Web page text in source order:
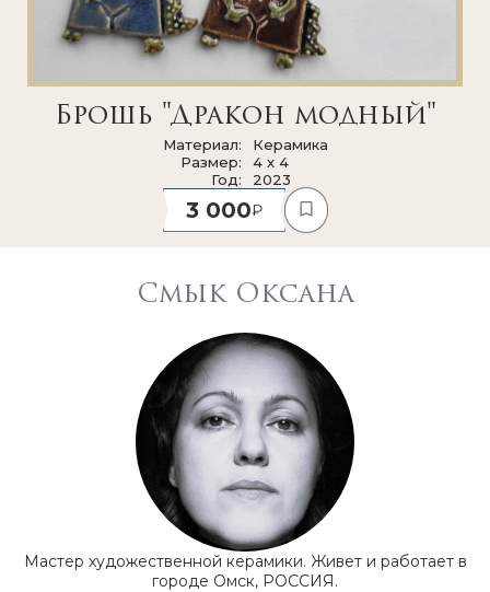
Брошь "Дракон модный"
Материал
Керамика
Размер
4 x 4
Год
2023
3 000
Смык Оксана
Мастер художественной керамики. Живет и работает в
городе Омск, РОССИЯ.